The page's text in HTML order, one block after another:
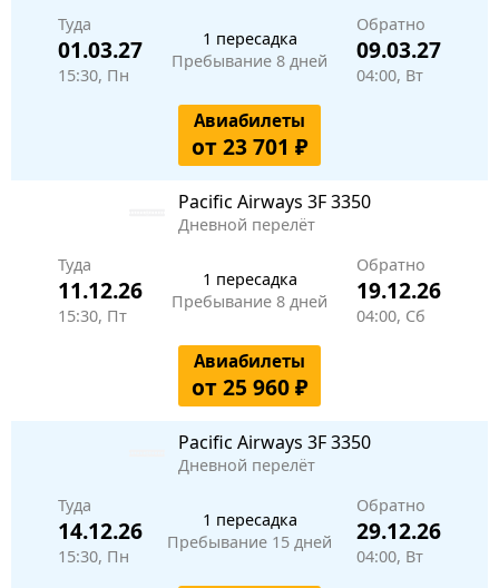
Туда
01.03.27
15:30, Пн
1 пересадка
Пребывание 8 дней
Обратно
09.03.27
04:00, Вт
Авиабилеты
от 23 701 ₽
Pacific Airways 3F 3350
Дневной перелёт
Туда
11.12.26
15:30, Пт
1 пересадка
Пребывание 8 дней
Обратно
19.12.26
04:00, Сб
Авиабилеты
от 25 960 ₽
Pacific Airways 3F 3350
Дневной перелёт
Туда
14.12.26
15:30, Пн
1 пересадка
Пребывание 15 дней
Обратно
29.12.26
04:00, Вт